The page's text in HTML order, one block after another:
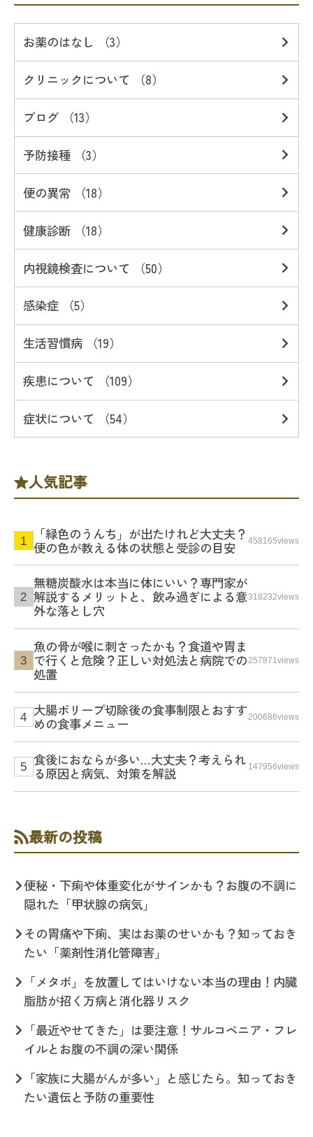
お薬のはなし （3）
クリニックについて （8）
ブログ （13）
予防接種 （3）
便の異常 （18）
健康診断 （18）
内視鏡検査について （50）
感染症 （5）
生活習慣病 （19）
疾患について （109）
症状について （54）
人気記事
「緑色のうんち」が出たけれど大丈夫？
便の色が教える体の状態と受診の目安
458165views
無糖炭酸水は本当に体にいい？専門家が
解説するメリットと、飲み過ぎによる意
外な落とし穴
318232views
魚の骨が喉に刺さったかも？食道や胃ま
で行くと危険？正しい対処法と病院での
処置
257871views
大腸ポリープ切除後の食事制限とおすす
めの食事メニュー
200686views
食後におならが多い…大丈夫？考えられ
る原因と病気、対策を解説
147956views
最新の投稿
便秘・下痢や体重変化がサインかも？お腹の不調に
隠れた「甲状腺の病気」
その胃痛や下痢、実はお薬のせいかも？知っておき
たい「薬剤性消化管障害」
「メタボ」を放置してはいけない本当の理由！内臓
脂肪が招く万病と消化器リスク
「最近やせてきた」は要注意！サルコペニア・フレ
イルとお腹の不調の深い関係
「家族に大腸がんが多い」と感じたら。知っておき
たい遺伝と予防の重要性